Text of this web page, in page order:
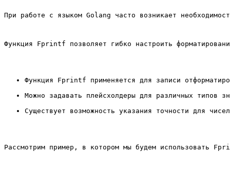
При работе с языком Golang часто возникает
Функция Fprintf позволяет гибко настроить
Функция Fprintf применяется для записи
Можно задавать плейсхолдеры для различных
Существует возможность указания точности для
Рассмотрим пример, в котором мы будем использовать